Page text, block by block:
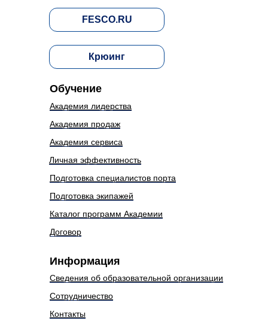
Контакты
Сотрудничество
Сведения об образовательной организации
Информация
Договор
Каталог программ Академии
Подготовка экипажей
Подготовка специалистов порта
Академия продаж
Академия сервиса
Личная эффективность
Академия лидерства
Обучение
FESCO.RU
Крюинг